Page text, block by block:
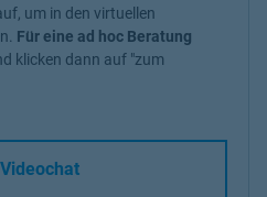
um in den virtuellen
Für eine ad hoc Beratung
klicken dann auf "zum